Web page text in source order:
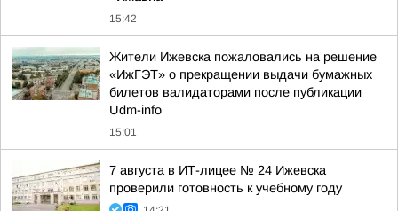
15:42
Жители Ижевска пожаловались на решение
«ИжГЭТ» о прекращении выдачи бумажных
билетов валидаторами после публикации
Udm-info
15:01
7 августа в ИТ-лицее № 24 Ижевска
проверили готовность к учебному году